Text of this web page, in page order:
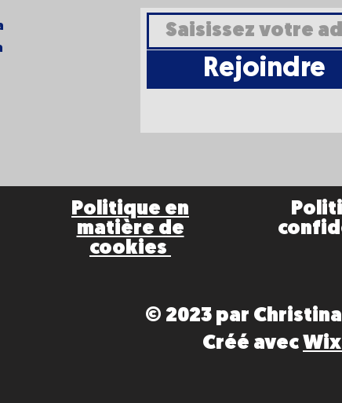
Rejoindre
Politique en
matière de
cookies
© 2023 par Christina
Créé avec